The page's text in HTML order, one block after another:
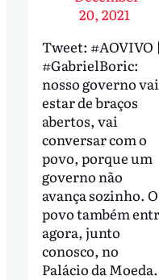
20, 2021
Tweet: #AOVIVO |
#GabrielBoric:
nosso governo vai
estar de braços
abertos, vai
conversar com o
povo, porque um
governo não
avança sozinho. O
povo também
agora, junto
conosco, no
Palácio da Moeda.